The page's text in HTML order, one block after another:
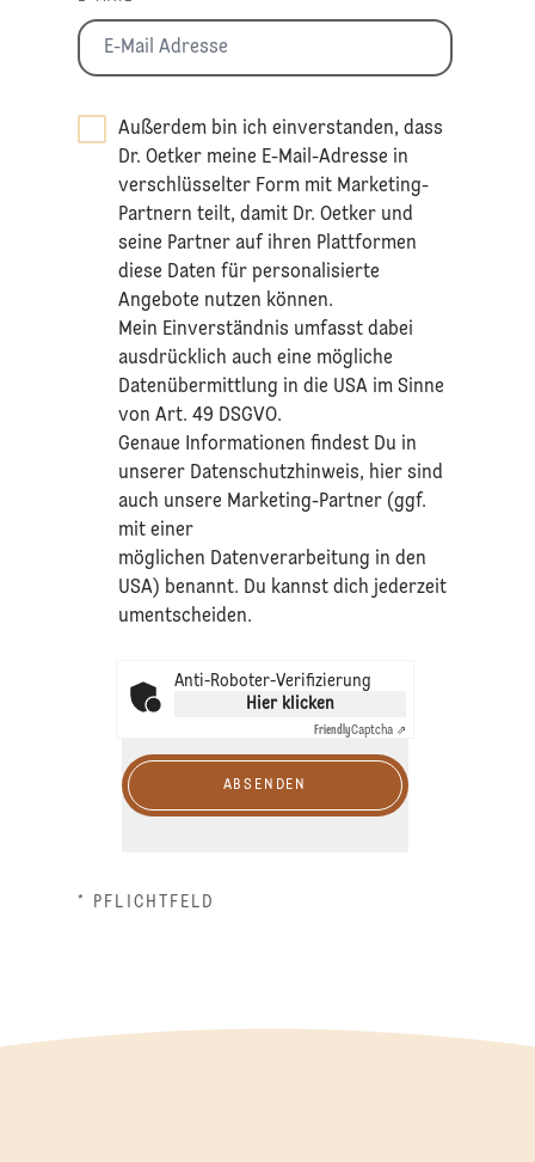
Außerdem bin ich einverstanden, dass
Dr. Oetker meine E-Mail-Adresse in
verschlüsselter Form mit Marketing-
Partnern teilt, damit Dr. Oetker und
seine Partner auf ihren Plattformen
diese Daten für personalisierte
Angebote nutzen können.
Mein Einverständnis umfasst dabei
ausdrücklich auch eine mögliche
Datenübermittlung in die USA im Sinne
von Art. 49 DSGVO.​
​Genaue Informationen findest Du in
unserer Datenschutzhinweis, hier sind
auch unsere Marketing-Partner (ggf.
mit einer
möglichen Datenverarbeitung in den
USA) benannt. Du kannst dich jederzeit
umentscheiden.
Anti-Roboter-Verifizierung
Hier klicken
FriendlyCaptcha ⇗
ABSENDEN
* PFLICHTFELD